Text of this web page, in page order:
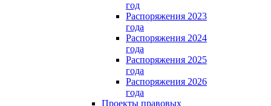
год
Распоряжения 2023
года
Распоряжения 2024
года
Распоряжения 2025
года
Распоряжения 2026
года
Проекты правовых